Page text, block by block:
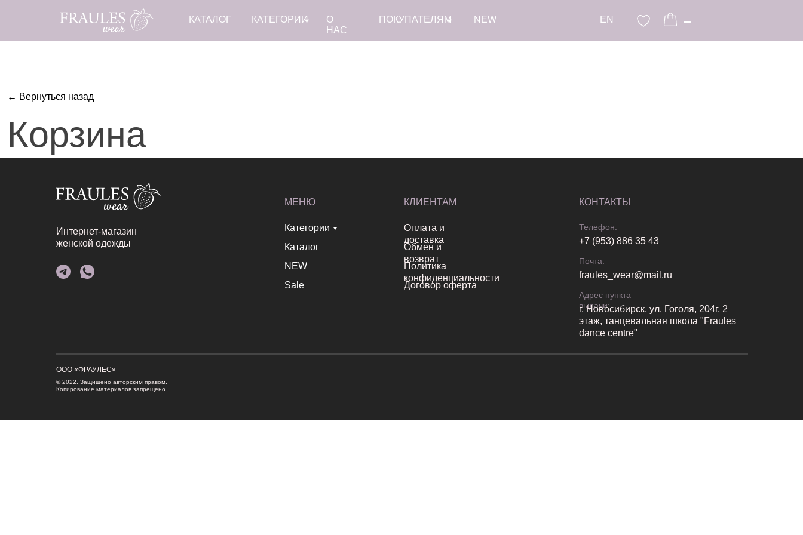
ПОКУПАТЕЛЯМ
КАТЕГОРИИ
КАТАЛОГ NEW EN
О
НАС
Корзина
← Вернуться назад
Интернет-магазин
женской одежды
МЕНЮ
Категории
Каталог
NEW
Sale
КЛИЕНТАМ КОНТАКТЫ
Оплата и
доставка
Телефон:
Почта:
Адрес пункта
выдачи:
Обмен и
возврат
+7 (953) 886 35 43
fraules_wear@mail.ru
г. Новосибирск, ул. Гоголя, 204г, 2
этаж, танцевальная школа "Fraules
dance centre"
Политика
конфиденциальности
Договор оферта
ООО «ФРАУЛЕС»
© 2022. Защищено авторским правом.
Копирование материалов запрещено